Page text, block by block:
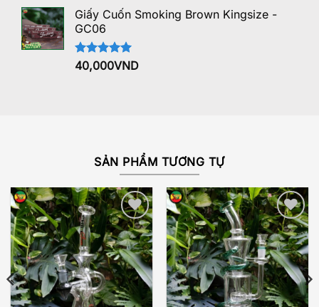
5 sao
Giấy Cuốn Smoking Brown Kingsize -
GC06
Được xếp
hạng
40,000VND
SẢN PHẨM TƯƠNG TỰ
Add to
wishlist
Add to
wishlist